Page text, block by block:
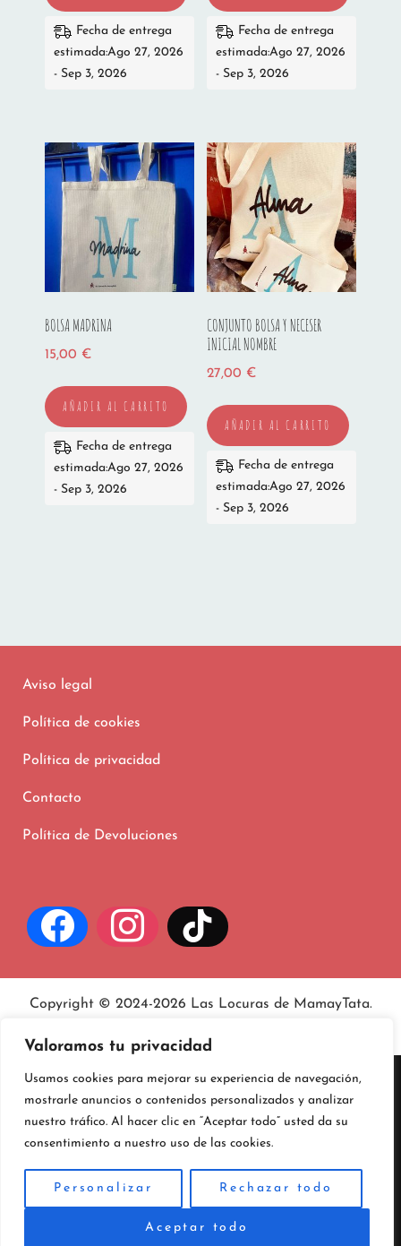
Valoramos tu privacidad
Usamos cookies para mejorar su experiencia de navegación,
mostrarle anuncios o contenidos personalizados y analizar
nuestro tráfico. Al hacer clic en “Aceptar todo” usted da su
consentimiento a nuestro uso de las cookies.
Personalizar Rechazar todo
Aceptar todo
Fecha de entrega
estimada:Ago 27, 2026
- Sep 3, 2026
Fecha de entrega
estimada:Ago 27, 2026
- Sep 3, 2026
BOLSA MADRINA
15,00 €
AÑADIR AL CARRITO
Fecha de entrega
estimada:Ago 27, 2026
- Sep 3, 2026
CONJUNTO BOLSA Y NECESER
INICIAL NOMBRE
27,00 €
AÑADIR AL CARRITO
Fecha de entrega
estimada:Ago 27, 2026
- Sep 3, 2026
Aviso legal
Política de cookies
Política de privacidad
Contacto
Política de Devoluciones
Copyright © 2024-2026 Las Locuras de MamayTata.